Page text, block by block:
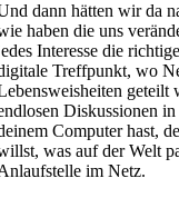
dann hätten wir da
haben die uns
Interesse die
Treffpunkt, wo
geteilt
Diskussionen
Computer hast,
was auf der Welt
im Netz.